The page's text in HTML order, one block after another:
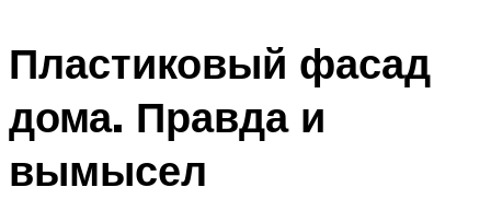
Пластиковый фасад
дома. Правда и
вымысел